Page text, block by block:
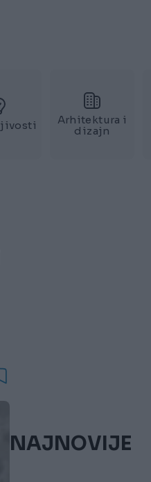
Arhitektura i
dizajn
NAJNOVIJE